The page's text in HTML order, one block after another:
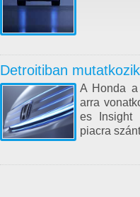
Detroitiban
A Honda
arra
es Insight
piacra